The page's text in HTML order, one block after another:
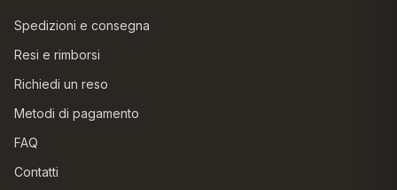
Spedizioni e consegna
Resi e rimborsi
Richiedi un reso
Metodi di pagamento
FAQ
Contatti